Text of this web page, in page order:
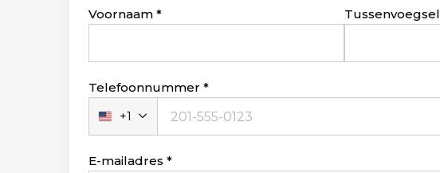
Leave
Voornaam Tussenvoegsel
Telefoonnummer
Verenigde
Staten
+1
+1
E-mailadres